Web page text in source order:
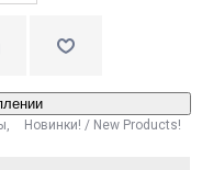
, Новинки! / New Products!